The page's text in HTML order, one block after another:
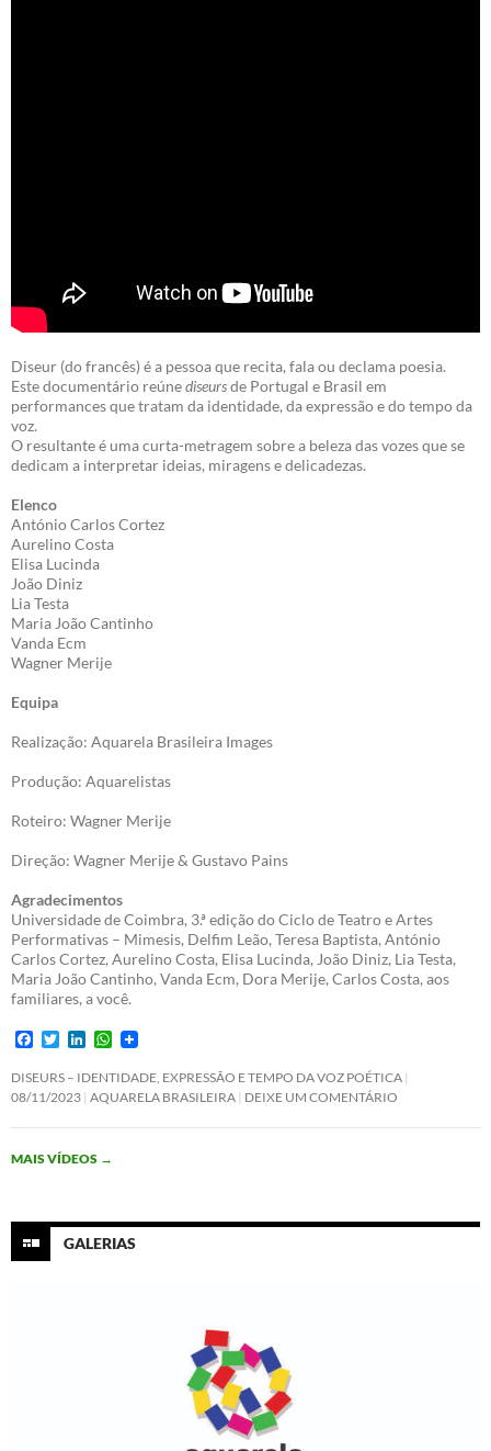
Diseur (do francês) é a pessoa que recita, fala ou declama poesia.
Este documentário reúnediseursde Portugal e Brasil em
performances que tratam da identidade, da expressão e do tempo da
voz.
O resultante é uma curta-metragem sobre a beleza das vozes que se
dedicam a interpretar ideias, miragens e delicadezas.
Elenco
António Carlos Cortez
Aurelino Costa
Elisa Lucinda
João Diniz
Lia Testa
Maria João Cantinho
Vanda Ecm
Wagner Merije
Equipa
Realização: Aquarela Brasileira Images
Produção: Aquarelistas
Roteiro: Wagner Merije
Direção: Wagner Merije & Gustavo Pains
Agradecimentos
Universidade de Coimbra, 3.ª edição do Ciclo de Teatro e Artes
Performativas – Mimesis, Delfim Leão, Teresa Baptista, António
Carlos Cortez, Aurelino Costa, Elisa Lucinda, João Diniz, Lia Testa,
Maria João Cantinho, Vanda Ecm, Dora Merije, Carlos Costa, aos
familiares, a você.
F
c
e
b
o
k
T
i
t
t
e
n
k
e
d
n
W
a
t
s
A
DISEURS – IDENTIDADE, EXPRESSÃO E TEMPO DA VOZ POÉTICA
08/11/2023 AQUARELA BRASILEIRA DEIXE UM COMENTÁRIO
MAIS VÍDEOS →
GALERIAS